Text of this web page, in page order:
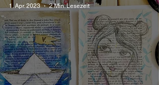
1. Apr. 2023 2 Min. Lesezeit